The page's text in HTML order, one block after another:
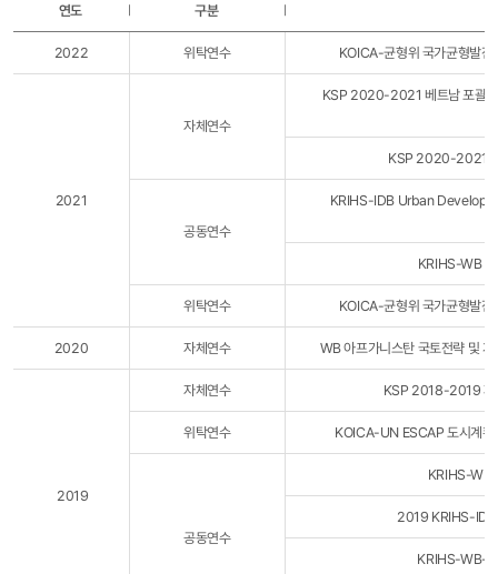
연도 구분
2022 위탁연수 KOICA-균형위 국가균형발전
2021
자체연수
KSP 2020-2021 베트남 포괄적
KSP 2020-2021 베
공동연수
KRIHS-IDB Urban
KRIHS-WB
위탁연수 KOICA-균형위 국가균형발전
2020 자체연수 WB 아프가니스탄 국토전략 및
2019
자체연수 KSP 2018-2019 파
위탁연수 KOICA-UN ESCAP 도시계획
공동연수
KRIHS-WB-
2019 KRIHS-
KRIHS-WB-